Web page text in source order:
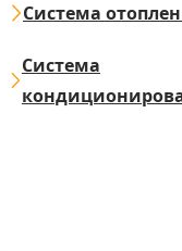
Система
Система